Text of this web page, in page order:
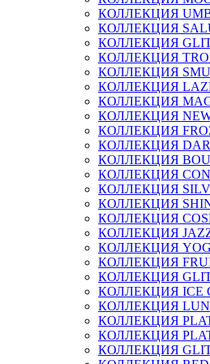
КОЛЛЕКЦИЯ
КОЛЛЕКЦИЯ
КОЛЛЕКЦИЯ
КОЛЛЕКЦИЯ
КОЛЛЕКЦИЯ
КОЛЛЕКЦИЯ
КОЛЛЕКЦИЯ
КОЛЛЕКЦИЯ NEW
КОЛЛЕКЦИЯ
КОЛЛЕКЦИЯ
КОЛЛЕКЦИЯ
КОЛЛЕКЦИЯ
КОЛЛЕКЦИЯ
КОЛЛЕКЦИЯ
КОЛЛЕКЦИЯ
КОЛЛЕКЦИЯ
КОЛЛЕКЦИЯ
КОЛЛЕКЦИЯ
КОЛЛЕКЦИЯ
КОЛЛЕКЦИЯ ICE
КОЛЛЕКЦИЯ
КОЛЛЕКЦИЯ
КОЛЛЕКЦИЯ
КОЛЛЕКЦИЯ